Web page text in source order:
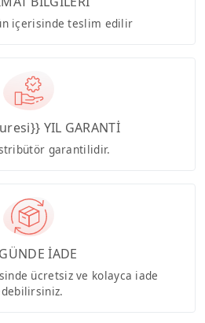
içerisinde teslim edilir
YIL GARANTİ
garantilidir.
İADE
ücretsiz ve kolayca iade